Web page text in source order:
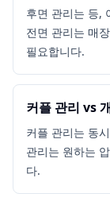
후면 관리는 등,
전면 관리는 매
필요합니다.
커플 관리 vs
커플 관리는 동
관리는 원하는
다.